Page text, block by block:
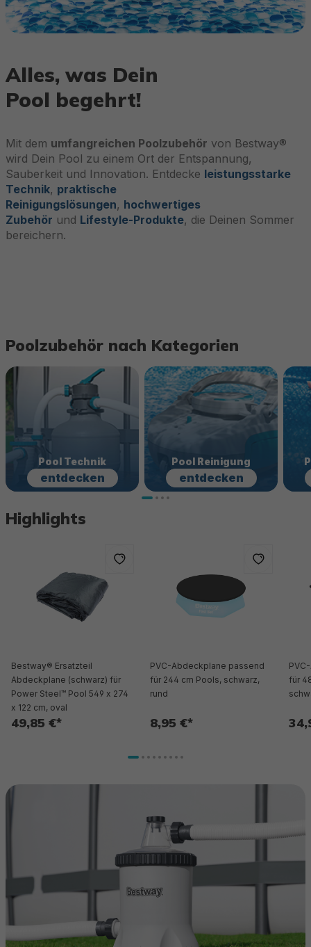
Alles, was Dein
Pool begehrt!
Mit dem umfangreichen Poolzubehör von Bestway®
wird Dein Pool zu einem Ort der Entspannung,
Sauberkeit und Innovation. Entdecke leistungsstarke
Technik, praktische
Reinigungslösungen, hochwertiges
Zubehör und Lifestyle-Produkte, die Deinen Sommer
bereichern.
Poolzubehör nach Kategorien
Pool Technik
entdecken
Pool Reinigung
entdecken
Highlights
Bestway® Ersatzteil
Abdeckplane (schwarz) für
Power Steel™ Pool 549 x 274
x 122 cm, oval
49,85 €*
PVC-Abdeckplane passend
für 244 cm Pools, schwarz,
rund
8,95 €*
für